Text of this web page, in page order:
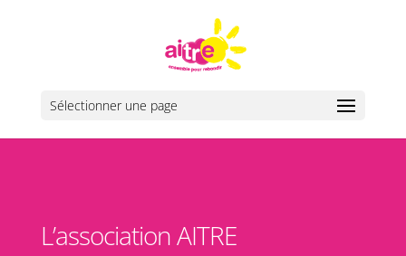
Sélectionner une page
L’association AITRE